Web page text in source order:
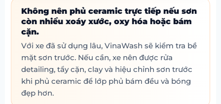
Không nên phủ ceramic trực tiếp nếu sơn
còn nhiều xoáy xước, oxy hóa hoặc bám
cặn.
Với xe đã sử dụng lâu, VinaWash sẽ kiểm tra bề
mặt sơn trước. Nếu cần, xe nên được rửa
detailing, tẩy cặn, clay và hiệu chỉnh sơn trước
khi phủ ceramic để lớp phủ bám đều và bóng
đẹp hơn.